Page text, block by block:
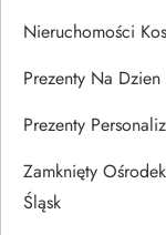
Nieruchomości
Prezenty Na
Prezenty
Zamknięty
Śląsk